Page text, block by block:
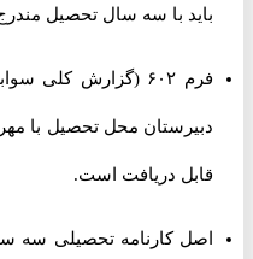
باید با سه سال تحصیل مندرج
فرم ۶۰۲ (گزارش کلی
دبیرستان محل تحصیل با مهر و
قابل دریافت است.
اصل کارنامه تحصیلی سه سال